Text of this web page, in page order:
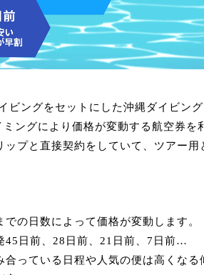
ングをセットにした沖縄ダイビング
ングにより価格が変動する航空券を
プと直接契約をしていて、ツアー
の日数によって価格が変動します。
45日前、28日前、21日前、7日前…
っている日程や人気の便は高くなる